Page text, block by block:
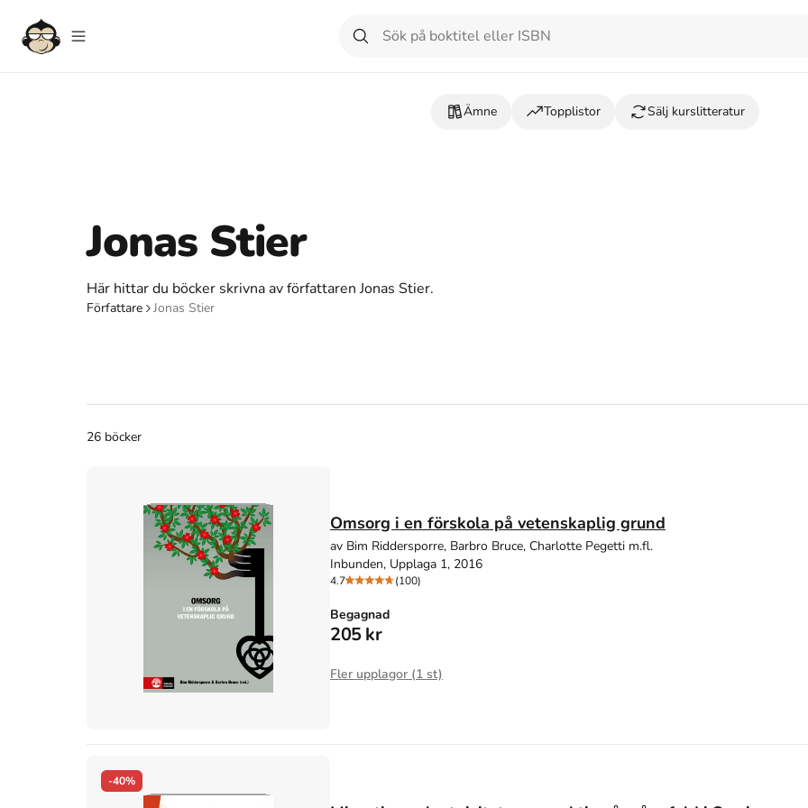
Ämne Topplistor Sälj kurslitteratur
Jonas Stier
Här hittar du böcker skrivna av författaren Jonas Stier.
Författare Jonas Stier
26 böcker
Omsorg i en förskola på vetenskaplig grund
av Bim Riddersporre, Barbro Bruce, Charlotte Pegetti m.fl.
Inbunden, Upplaga 1, 2016
4.7 (100)
Begagnad
205 kr
Fler upplagor (1 st)
-40%